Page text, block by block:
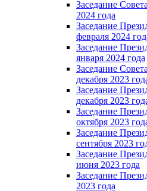
Заседание
2024 года
Заседание
февраля 2024
Заседание
января 2024 года
Заседание
декабря 2023
Заседание
декабря 2023
Заседание
октября 2023
Заседание
сентября 2023
Заседание
июня 2023 года
Заседание
2023 года